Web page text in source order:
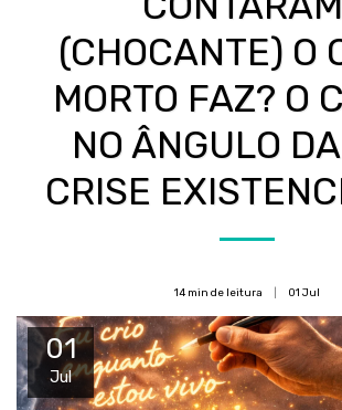
(CHOCANTE) O
MORTO FAZ? O
NO ÂNGULO
CRISE
14 min de leitura 01 Jul
01
Jul